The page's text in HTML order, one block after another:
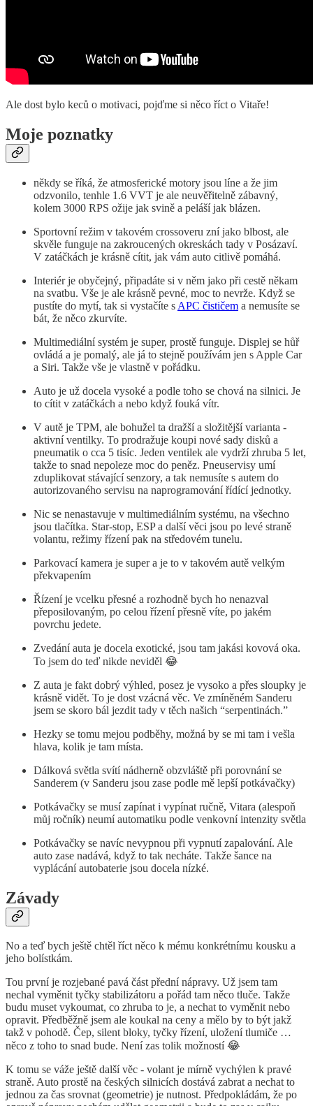
Ale dost bylo keců o motivaci, pojďme si něco říct o Vitaře!
Moje poznatky
někdy se říká, že atmosferické motory jsou líne a že jim
odzvonilo, tenhle 1.6 VVT je ale neuvěřitelně zábavný,
kolem 3000 RPS ožije jak svině a peláší jak blázen.
Sportovní režim v takovém crossoveru zní jako blbost, ale
skvěle funguje na zakroucených okreskách tady v Posázaví.
V zatáčkách je krásně cítit, jak vám auto citlivě pomáhá.
Interiér je obyčejný, připadáte si v něm jako při cestě někam
na svatbu. Vše je ale krásně pevné, moc to nevrže. Když se
pustíte do mytí, tak si vystačíte s APC čističem a nemusíte se
bát, že něco zkurvíte.
Multimediální systém je super, prostě funguje. Displej se hůř
ovládá a je pomalý, ale já to stejně používám jen s Apple Car
a Siri. Takže vše je vlastně v pořádku.
Auto je už docela vysoké a podle toho se chová na silnici. Je
to cítit v zatáčkách a nebo když fouká vítr.
V autě je TPM, ale bohužel ta dražší a složitější varianta -
aktivní ventilky. To prodražuje koupi nové sady disků a
pneumatik o cca 5 tisíc. Jeden ventilek ale vydrží zhruba 5 let,
takže to snad nepoleze moc do peněz. Pneuservisy umí
zduplikovat stávající senzory, a tak nemusíte s autem do
autorizovaného servisu na naprogramování řídící jednotky.
Nic se nenastavuje v multimediálním systému, na všechno
jsou tlačítka. Star-stop, ESP a další věci jsou po levé straně
volantu, režimy řízení pak na středovém tunelu.
Parkovací kamera je super a je to v takovém autě velkým
překvapením
Řízení je vcelku přesné a rozhodně bych ho nenazval
přeposilovaným, po celou řízení přesně víte, po jakém
povrchu jedete.
Zvedání auta je docela exotické, jsou tam jakási kovová oka.
To jsem do teď nikde neviděl 😂
Z auta je fakt dobrý výhled, posez je vysoko a přes sloupky je
krásně vidět. To je dost vzácná věc. Ve zmíněném Sanderu
jsem se skoro bál jezdit tady v těch našich “serpentinách.”
Hezky se tomu mejou podběhy, možná by se mi tam i vešla
hlava, kolik je tam místa.
Dálková světla svítí nádherně obzvláště při porovnání se
Sanderem (v Sanderu jsou zase podle mě lepší potkávačky)
Potkávačky se musí zapínat i vypínat ručně, Vitara (alespoň
můj ročník) neumí automatiku podle venkovní intenzity světla
Potkávačky se navíc nevypnou při vypnutí zapalování. Ale
auto zase nadává, když to tak necháte. Takže šance na
vyplácání autobaterie jsou docela nízké.
Závady
No a teď bych ještě chtěl říct něco k mému konkrétnímu kousku a
jeho bolístkám.
Tou první je rozjebané pavá část přední nápravy. Už jsem tam
nechal vyměnit tyčky stabilizátoru a pořád tam něco tluče. Takže
budu muset vykoumat, co zhruba to je, a nechat to vyměnit nebo
opravit. Předběžně jsem ale koukal na ceny a mělo by to být jakž
takž v pohodě. Čep, silent bloky, tyčky řízení, uložení tlumiče …
něco z toho to snad bude. Není zas tolik možností 😂
K tomu se váže ještě další věc - volant je mírně vychýlen k pravé
straně. Auto prostě na českých silnicích dostává zabrat a nechat to
jednou za čas srovnat (geometrie) je nutnost. Předpokládám, že po